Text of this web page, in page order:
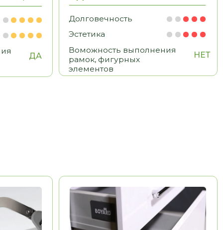
Удобство
Эстетика
Долговечность